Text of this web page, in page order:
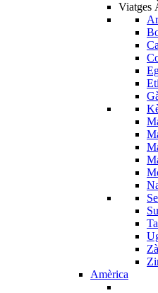
Viatges
Amèrica